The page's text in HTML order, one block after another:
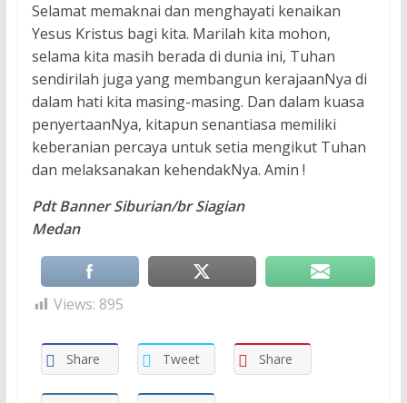
Selamat memaknai dan menghayati kenaikan
Yesus Kristus bagi kita. Marilah kita mohon,
selama kita masih berada di dunia ini, Tuhan
sendirilah juga yang membangun kerajaanNya di
dalam hati kita masing-masing. Dan dalam kuasa
penyertaanNya, kitapun senantiasa memiliki
keberanian percaya untuk setia mengikut Tuhan
dan melaksanakan kehendakNya. Amin !
Pdt Banner Siburian/br Siagian
Medan
Views: 895
Share Tweet Share